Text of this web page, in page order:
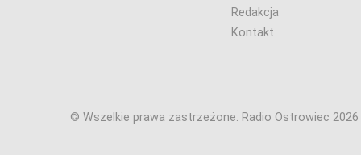
Redakcja
Kontakt
© Wszelkie prawa zastrzeżone. Radio Ostrowiec